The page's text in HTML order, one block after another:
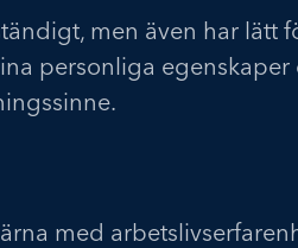
men även har lätt
personliga egenskaper
med